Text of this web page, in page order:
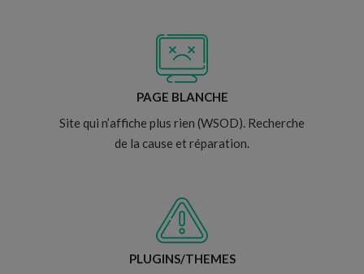
PAGE BLANCHE
Site qui n’affiche plus rien (WSOD). Recherche
de la cause et réparation.
PLUGINS/THEMES